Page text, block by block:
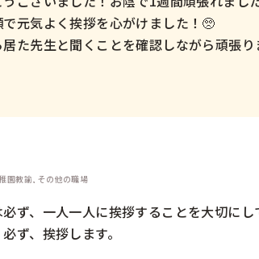
で元気よく挨拶を心がけました！🥺
た先生と聞くことを確認しながら頑張
園教諭, その他の職場
ず、一人一人に挨拶することを大切に
ず、挨拶します。